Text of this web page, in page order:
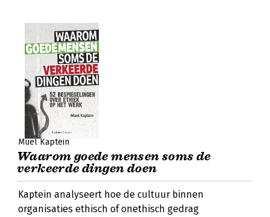
Muel Kaptein
Waarom goede mensen soms de
verkeerde dingen doen
Kaptein analyseert hoe de cultuur binnen
organisaties ethisch of onethisch gedrag